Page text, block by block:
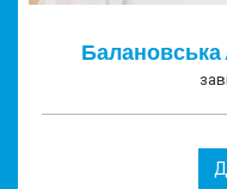
Балановська